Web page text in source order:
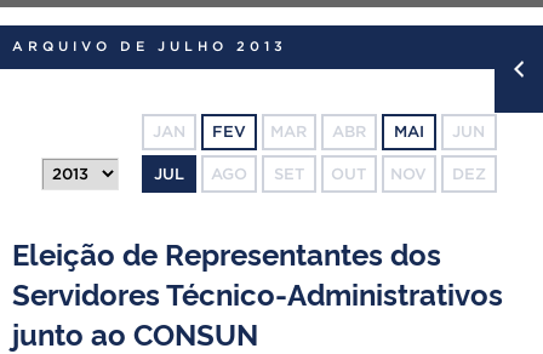
Canais
COBALTO
CONCURSOS
OUVIDORIA
TELEFONES
ARQUIVO DE JULHO 2013
JAN FEV MAR ABR MAI JUN
JUL AGO SET OUT NOV DEZ
Eleição de Representantes dos
Servidores Técnico-Administrativos
junto ao CONSUN